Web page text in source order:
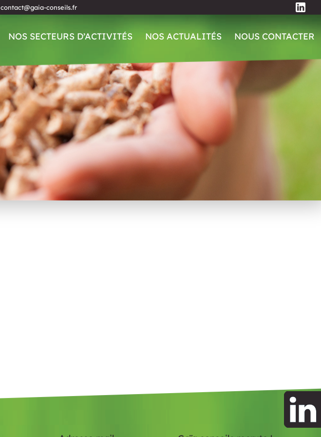
contact@gaia-conseils.fr
NOS SECTEURS D’ACTIVITÉS NOS ACTUALITÉS NOUS CONTACTER